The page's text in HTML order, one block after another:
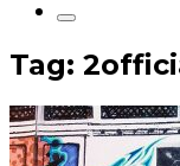
Tag: